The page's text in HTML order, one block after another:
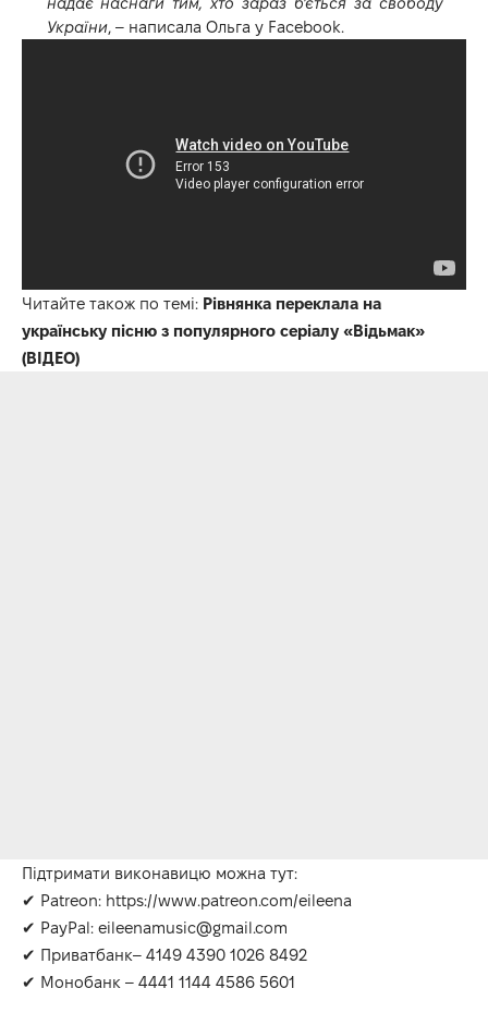
України, – написала Ольга у Facebook.
Читайте також по темі: Рівнянка переклала на
українську пісню з популярного серіалу «Відьмак»
(ВІДЕО)
Підтримати виконавицю можна тут:
✔ Patreon: https://www.patreon.com/eileena
✔ PayPal: eileenamusic@gmail.com
✔ Приватбанк– 4149 4390 1026 8492
✔ Монобанк – 4441 1144 4586 5601